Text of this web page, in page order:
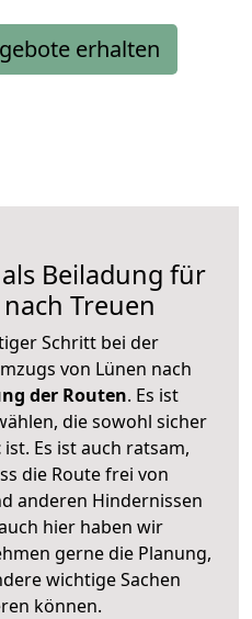
erhalten
Beiladung für
Treuen
Schritt bei der
von Lünen nach
der Routen. Es ist
die sowohl sicher
ist. Es ist auch ratsam,
die Route frei von
anderen Hindernissen
hier haben wir
gerne die Planung,
wichtige Sachen
können.